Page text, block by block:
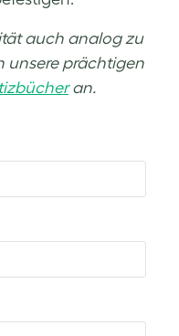
auch analog zu
unsere prächtigen
an.